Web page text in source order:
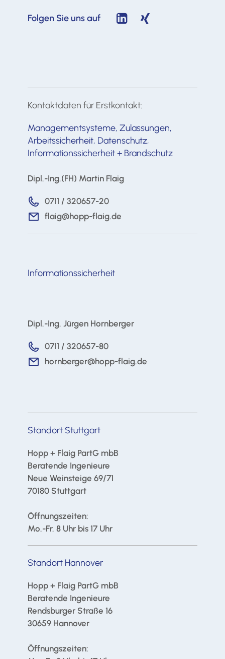
Folgen Sie uns auf
Kontaktdaten für Erstkontakt:
Managementsysteme, Zulassungen,
Arbeitssicherheit, Datenschutz,
Informationssicherheit + Brandschutz
Dipl.-Ing.(FH) Martin Flaig
0711 / 320657-20
flaig@hopp-flaig.de
Informationssicherheit
Dipl.-Ing. Jürgen Hornberger
0711 / 320657-80
hornberger@hopp-flaig.de
Standort Stuttgart
Hopp + Flaig PartG mbB
Beratende Ingenieure
Neue Weinsteige 69/71
70180 Stuttgart
Öffnungszeiten:
Mo.-Fr. 8 Uhr bis 17 Uhr
Standort Hannover
Hopp + Flaig PartG mbB
Beratende Ingenieure
Rendsburger Straße 16
30659 Hannover
Öffnungszeiten: